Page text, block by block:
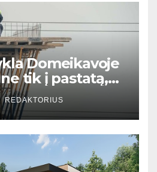
Domeikavoje
tik į pastatą,
ateitį
REDAKTORIUS